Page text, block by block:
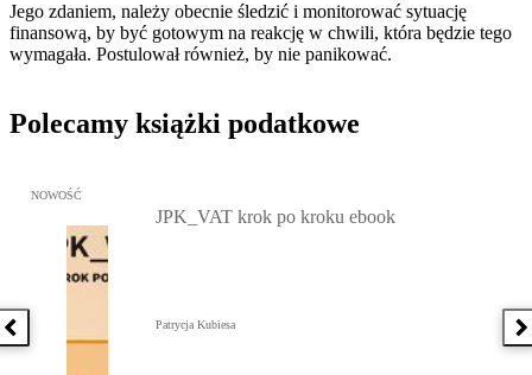
Jego zdaniem, należy obecnie śledzić i monitorować sytuację
finansową, by być gotowym na reakcję w chwili, która będzie tego
wymagała. Postulował również, by nie panikować.
Polecamy książki podatkowe
Poprzednia książka
Przejdź do: JPK_VAT krok po kroku ebook, Patrycja Kubiesa -
NOWOŚĆ
JPK_VAT krok po kroku ebook
Patrycja Kubiesa